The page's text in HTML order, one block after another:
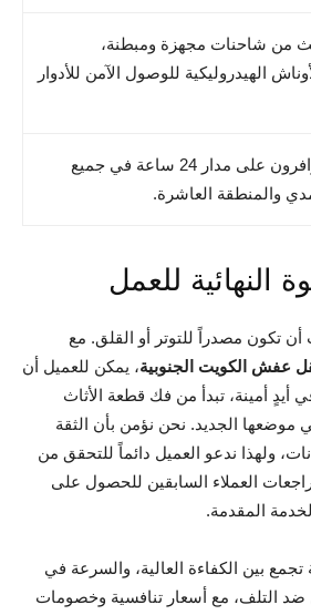
من شاحنات مجهزة ومبطنة،
الهيدروليكية للوصول الآمن للأدوار
قريبون ومتوافرون على مدار 24 ساعة في جميع
والمنطقة العاشرة.
النهائية للعمل
أن تكون مصدراً للتوتر أو القلق. مع
عفش الكويت الجنوبية، يمكن للعميل أن
أيدٍ أمينة، تبدأ من فك قطعة الأثاث
موضعها الجديد. نحن نؤمن بأن الثقة
ولهذا ندعو العميل دائماً للتحقق من
العملاء السابقين للحصول على
المقدمة.
بين الكفاءة العالية، والسرعة في
ضد التلف، مع أسعار تنافسية وخصومات